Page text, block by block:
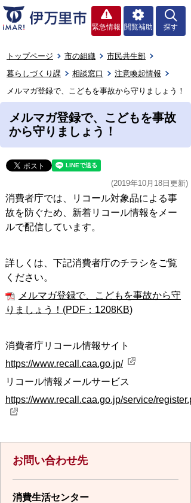
緊急情報 閲覧補助 探す
トップページ 市の組織
市民共生部
暮らしづくり課
相談窓口
注意喚起情報
メルマガ登録で、こどもを事故から守りましょう！
メルマガ登録で、こどもを事故
から守りましょう！
(2019年10月18日更新)
消費者庁では、リコール対象品による事
故を防ぐため、新着リコール情報をメー
ルで配信しています。
詳しくは、下記消費者庁のチラシをご覧
ください。
メルマガ登録で、こどもを事故から守
りましょう！(PDF：1208KB)
消費者庁リコール情報サイト
https://www.recall.caa.go.jp/
リコール情報メールサービス
https://www.recall.caa.go.jp/service/
お問い合わせ先
消費生活センター